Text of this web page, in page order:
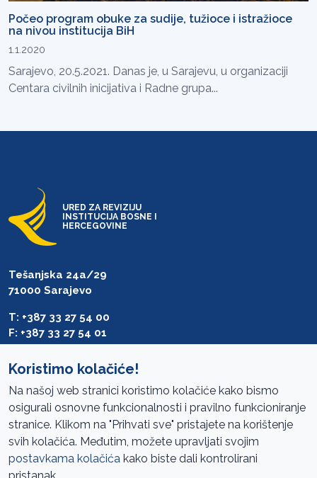
Počeo program obuke za sudije, tužioce i istražioce
na nivou institucija BiH
1.1.2020
Sarajevo, 20.5.2021. Danas je, u Sarajevu, u organizaciji
Centara civilnih inicijativa i Radne grupa...
URED ZA REVIZIJU
INSTITUCIJA BOSNE I
HERCEGOVINE
Tešanjska 24a/29
71000 Sarajevo
T: +387 33 27 54 00
F: +387 33 27 54 01
Pristup informacijama
Mapa sajta
Oglasi
Koristimo kolačiće!
Na našoj web stranici koristimo kolačiće kako bismo
osigurali osnovne funkcionalnosti i pravilno funkcioniranje
stranice. Klikom na "Prihvati sve" pristajete na korištenje
svih kolačića. Međutim, možete upravljati svojim
postavkama kolačića kako biste dali kontrolirani